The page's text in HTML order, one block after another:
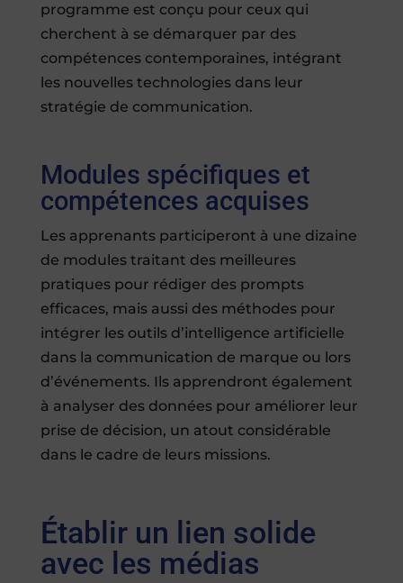
programme est conçu pour ceux qui
cherchent à se démarquer par des
compétences contemporaines, intégrant
les nouvelles technologies dans leur
stratégie de communication.
Modules spécifiques et
compétences acquises
Les apprenants participeront à une dizaine
de modules traitant des meilleures
pratiques pour rédiger des prompts
efficaces, mais aussi des méthodes pour
intégrer les outils d’intelligence artificielle
dans la communication de marque ou lors
d’événements. Ils apprendront également
à analyser des données pour améliorer leur
prise de décision, un atout considérable
dans le cadre de leurs missions.
Établir un lien solide
avec les médias